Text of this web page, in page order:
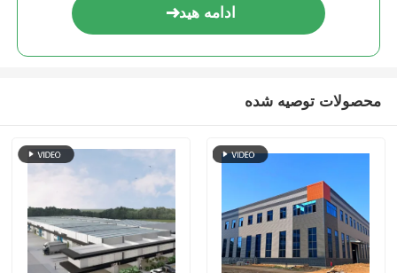
ادامه هید
محصولات توصیه شده